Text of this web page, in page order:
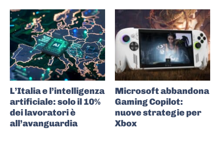
L’Italia e l’intelligenza
artificiale: solo il 10%
dei lavoratori è
all’avanguardia
Microsoft abbandona
Gaming Copilot:
nuove strategie per
Xbox